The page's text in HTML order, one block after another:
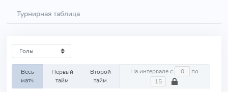
Турнирная таблица
Весь
матч
Первый
тайм
Второй
тайм
На интервале с по